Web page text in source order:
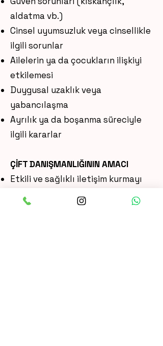
aldatma vb.)
Cinsel uyumsuzluk veya cinsellikle
ilgili sorunlar
Ailelerin ya da çocukların ilişkiyi
etkilemesi
Duygusal uzaklık veya
yabancılaşma
Ayrılık ya da boşanma süreciyle
ilgili kararlar
ÇİFT DANIŞMANLIĞININ AMACI
Etkili ve sağlıklı iletişim kurmayı
öğretmek
Sorunlara birlikte çözüm